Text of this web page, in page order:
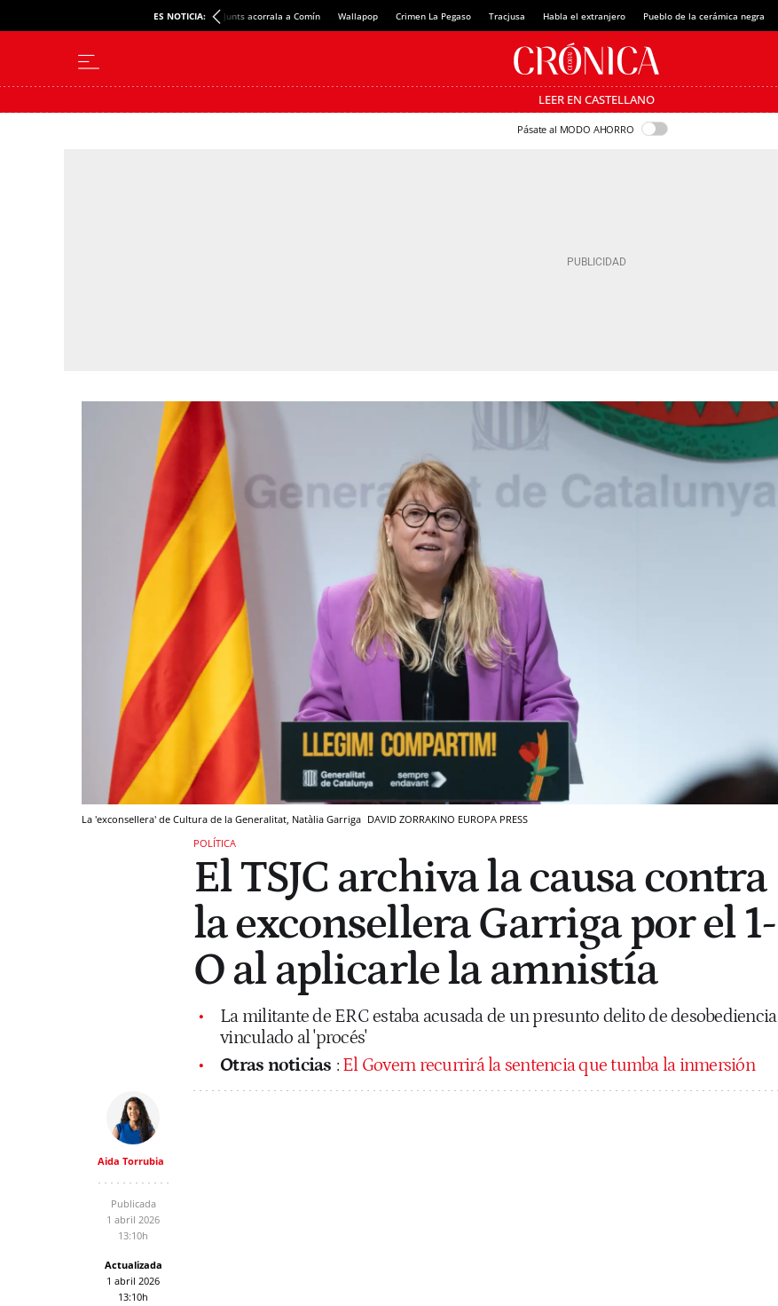
ES NOTICIA: Junts acorrala a Comín Wallapop Crimen La Pegaso Tracjusa Habla el extranjero Pueblo de la cerámica negra
LEER EN CASTELLANO
Pásate al MODO AHORRO
La 'exconsellera' de Cultura de la Generalitat, Natàlia Garriga DAVID ZORRAKINO EUROPA PRESS
POLÍTICA
El TSJC archiva la causa contra
la exconsellera Garriga por el 1-
O al aplicarle la amnistía
La militante de ERC estaba acusada de un presunto delito de desobediencia
vinculado al 'procés'
Otras noticias : El Govern recurrirá la sentencia que tumba la inmersión
Aida Torrubia
Publicada
1 abril 2026
13:10h
Actualizada
1 abril 2026
13:10h